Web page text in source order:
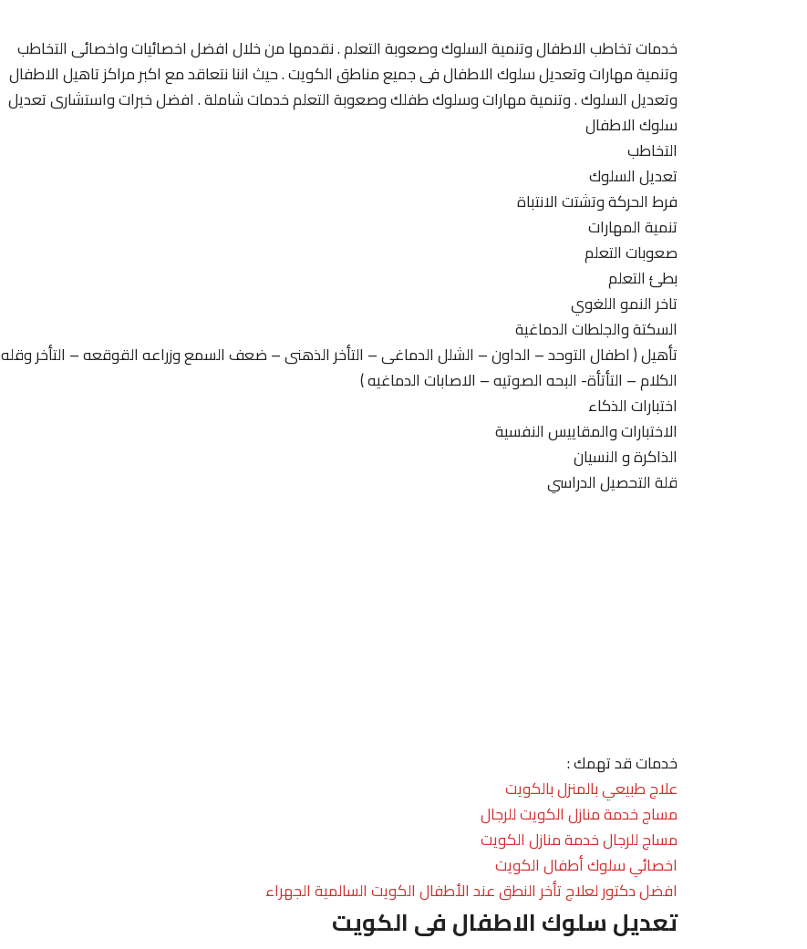
خدمات تخاطب الاطفال وتنمية السلوك وصعوبة التعلم . نقدمها من خلال افضل اخصائيات واخصائى التخاطب
وتنمية مهارات وتعديل سلوك الاطفال فى جميع مناطق الكويت . حيث اننا نتعاقد مع اكبر مراكز تاهيل الاطفال
وتعديل السلوك . وتنمية مهارات وسلوك طفلك وصعوبة التعلم خدمات شاملة . افضل خبرات واستشارى تعديل
سلوك الاطفال
التخاطب
تعديل السلوك
فرط الحركة وتشتت الانتباة
تنمية المهارات
صعوبات التعلم
بطئ التعلم
تاخر النمو اللغوي
السكتة والجلطات الدماغية
تأهيل ( اطفال التوحد – الداون – الشلل الدماغى – التأخر الذهنى – ضعف السمع وزراعه القوقعه – التأخر وقله
الكلام – التأتأة- البحه الصوتيه – الاصابات الدماغيه )
اختبارات الذكاء
الاختبارات والمقاييس النفسية
الذاكرة و النسيان
قلة التحصيل الدراسي
خدمات قد تهمك :
علاج طبيعي بالمنزل بالكويت
مساج خدمة منازل الكويت للرجال
مساج للرجال خدمة منازل الكويت
اخصائي سلوك أطفال الكويت
افضل دكتور لعلاج تأخر النطق عند الأطفال الكويت السالمية الجهراء
تعديل سلوك الاطفال فى الكويت